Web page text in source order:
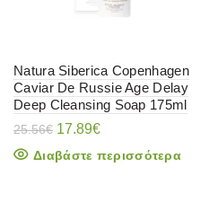
Natura Siberica Copenhagen
Caviar De Russie Age Delay
Deep Cleansing Soap 175ml
25.56€ Original
was:
17.89€Η
τιμή
Διαβάστε περισσότερα